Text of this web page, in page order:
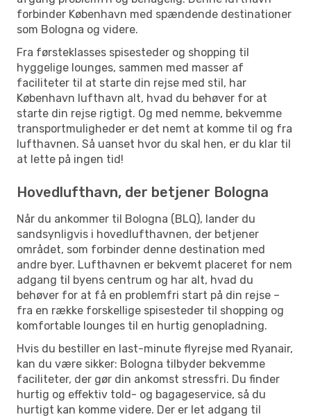
forbinder København med spændende destinationer
som Bologna og videre.
Fra førsteklasses spisesteder og shopping til
hyggelige lounges, sammen med masser af
faciliteter til at starte din rejse med stil, har
København lufthavn alt, hvad du behøver for at
starte din rejse rigtigt. Og med nemme, bekvemme
transportmuligheder er det nemt at komme til og fra
lufthavnen. Så uanset hvor du skal hen, er du klar til
at lette på ingen tid!
Hovedlufthavn, der betjener Bologna
Når du ankommer til Bologna (BLQ), lander du
sandsynligvis i hovedlufthavnen, der betjener
området, som forbinder denne destination med
andre byer. Lufthavnen er bekvemt placeret for nem
adgang til byens centrum og har alt, hvad du
behøver for at få en problemfri start på din rejse –
fra en række forskellige spisesteder til shopping og
komfortable lounges til en hurtig genopladning.
Hvis du bestiller en last-minute flyrejse med Ryanair,
kan du være sikker: Bologna tilbyder bekvemme
faciliteter, der gør din ankomst stressfri. Du finder
hurtig og effektiv told- og bagageservice, så du
hurtigt kan komme videre. Der er let adgang til